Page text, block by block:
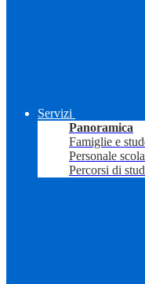
Servizi
Panoramica
Famiglie e
Personale
Percorsi di